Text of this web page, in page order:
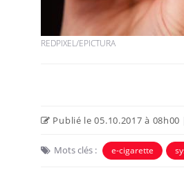
REDPIXEL/EPICTURA
Publié le 05.10.2017 à 08h00
Mots clés : e-cigarette